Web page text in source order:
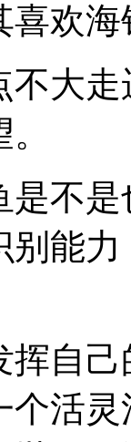
喜欢
大走
不是
别能
自己
个活